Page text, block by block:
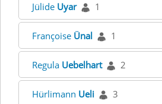
Jülide Uyar 1
Françoise Ünal 1
Regula Uebelhart 2
Hürlimann Ueli 3